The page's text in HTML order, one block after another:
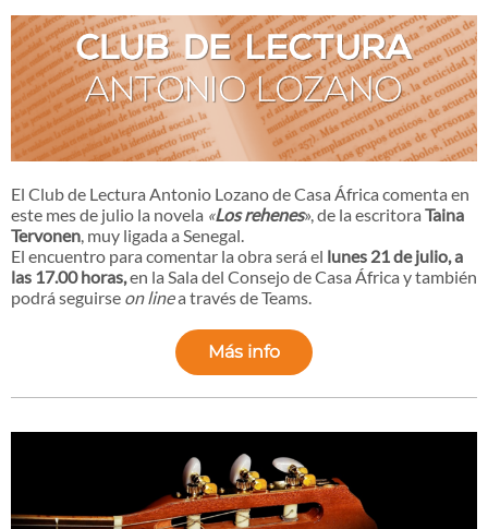
El Club de Lectura Antonio Lozano de Casa África comenta en
este mes de julio la novela «Los rehenes», de la escritora Taina
Tervonen, muy ligada a Senegal.
El encuentro para comentar la obra será el lunes 21 de julio, a
las 17.00 horas,en la Sala del Consejo de Casa África y también
podrá seguirse on linea través de Teams.
Más info